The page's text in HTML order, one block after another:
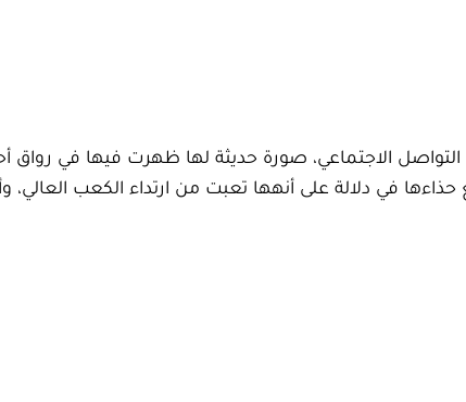
التواصل الاجتماعي، صورة حديثة لها ظهرت فيها في رواق
في دلالة على أنهها تعبت من ارتداء الكعب العالي،